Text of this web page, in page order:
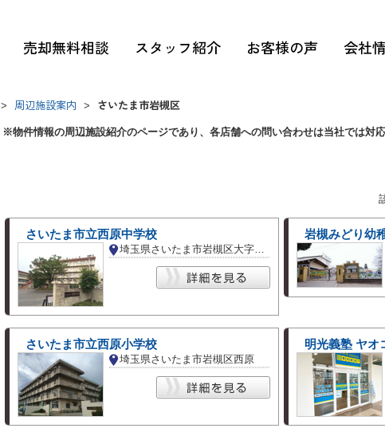
売却無料相談 スタッフ紹介 お客様の声 会社
> 周辺施設案内 > さいたま市岩槻区
※物件情報の周辺施設紹介のページであり、各店舗への問い合わせは当社では対応
さいたま市立西原中学校
埼玉県さいたま市岩槻区大字岩槻
岩槻みどり幼
さいたま市立西原小学校
埼玉県さいたま市岩槻区西原
明光義塾 ヤオ